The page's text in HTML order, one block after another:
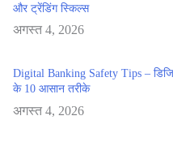
और ट्रेंडिंग स्किल्स
अगस्त 4, 2026
Digital Banking Safety Tips –
के 10 आसान तरीके
अगस्त 4, 2026